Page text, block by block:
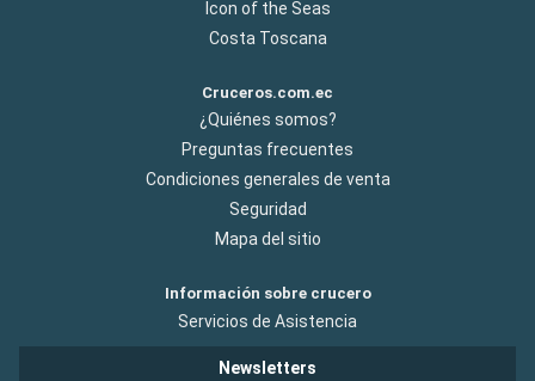
Icon of the Seas
Costa Toscana
Cruceros.com.ec
¿Quiénes somos?
Preguntas frecuentes
Condiciones generales de venta
Seguridad
Mapa del sitio
Información sobre crucero
Servicios de Asistencia
Newsletters